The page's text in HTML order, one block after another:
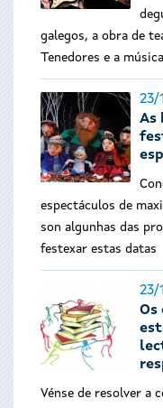
galegos, a obra de
Tenedores e a
23/
As
espectáculos de
son algunhas das
festexar estas datas
23/
Os
Vénse de resolver a